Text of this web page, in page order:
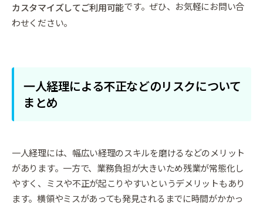
カスタマイズしてご利用可能です。ぜひ、お気軽にお問い合
わせください。
一人経理による不正などのリスクについて
まとめ
一人経理には、幅広い経理のスキルを磨けるなどのメリット
があります。一方で、業務負担が大きいため残業が常態化し
やすく、ミスや不正が起こりやすいというデメリットもあり
ます。横領やミスがあっても発見されるまでに時間がかかっ